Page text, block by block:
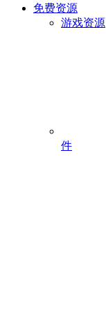
免费资源
游戏资源
件